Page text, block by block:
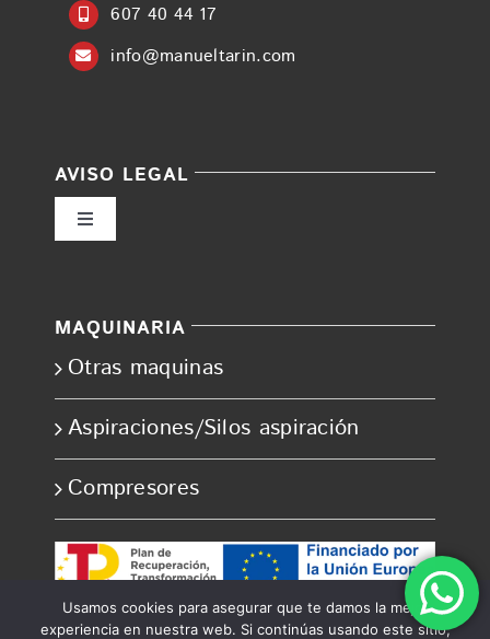
607 40 44 17
info@manueltarin.com
AVISO LEGAL
Toggle
Ley de cookies
Accesibilidad
Ayuda accesibilidad
MAQUINARIA
Otras maquinas
Aspiraciones/Silos aspiración
Compresores
Usamos cookies para asegurar que te damos la mejor
experiencia en nuestra web. Si continúas usando este sitio,